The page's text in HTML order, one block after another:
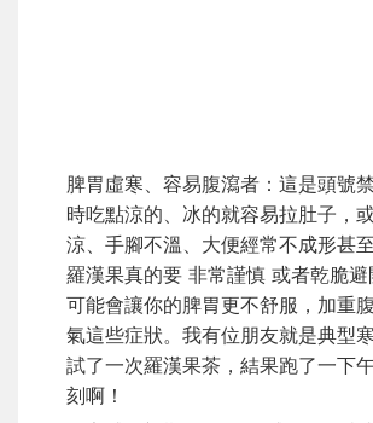
脾胃虛寒、容易腹瀉者：這是頭號
時吃點涼的、冰的就容易拉肚子，
涼、手腳不溫、大便經常不成形甚
羅漢果真的要 非常謹慎 或者乾脆
可能會讓你的脾胃更不舒服，加重
氣這些症狀。我有位朋友就是典型
試了一次羅漢果茶，結果跑了一下
刻啊！